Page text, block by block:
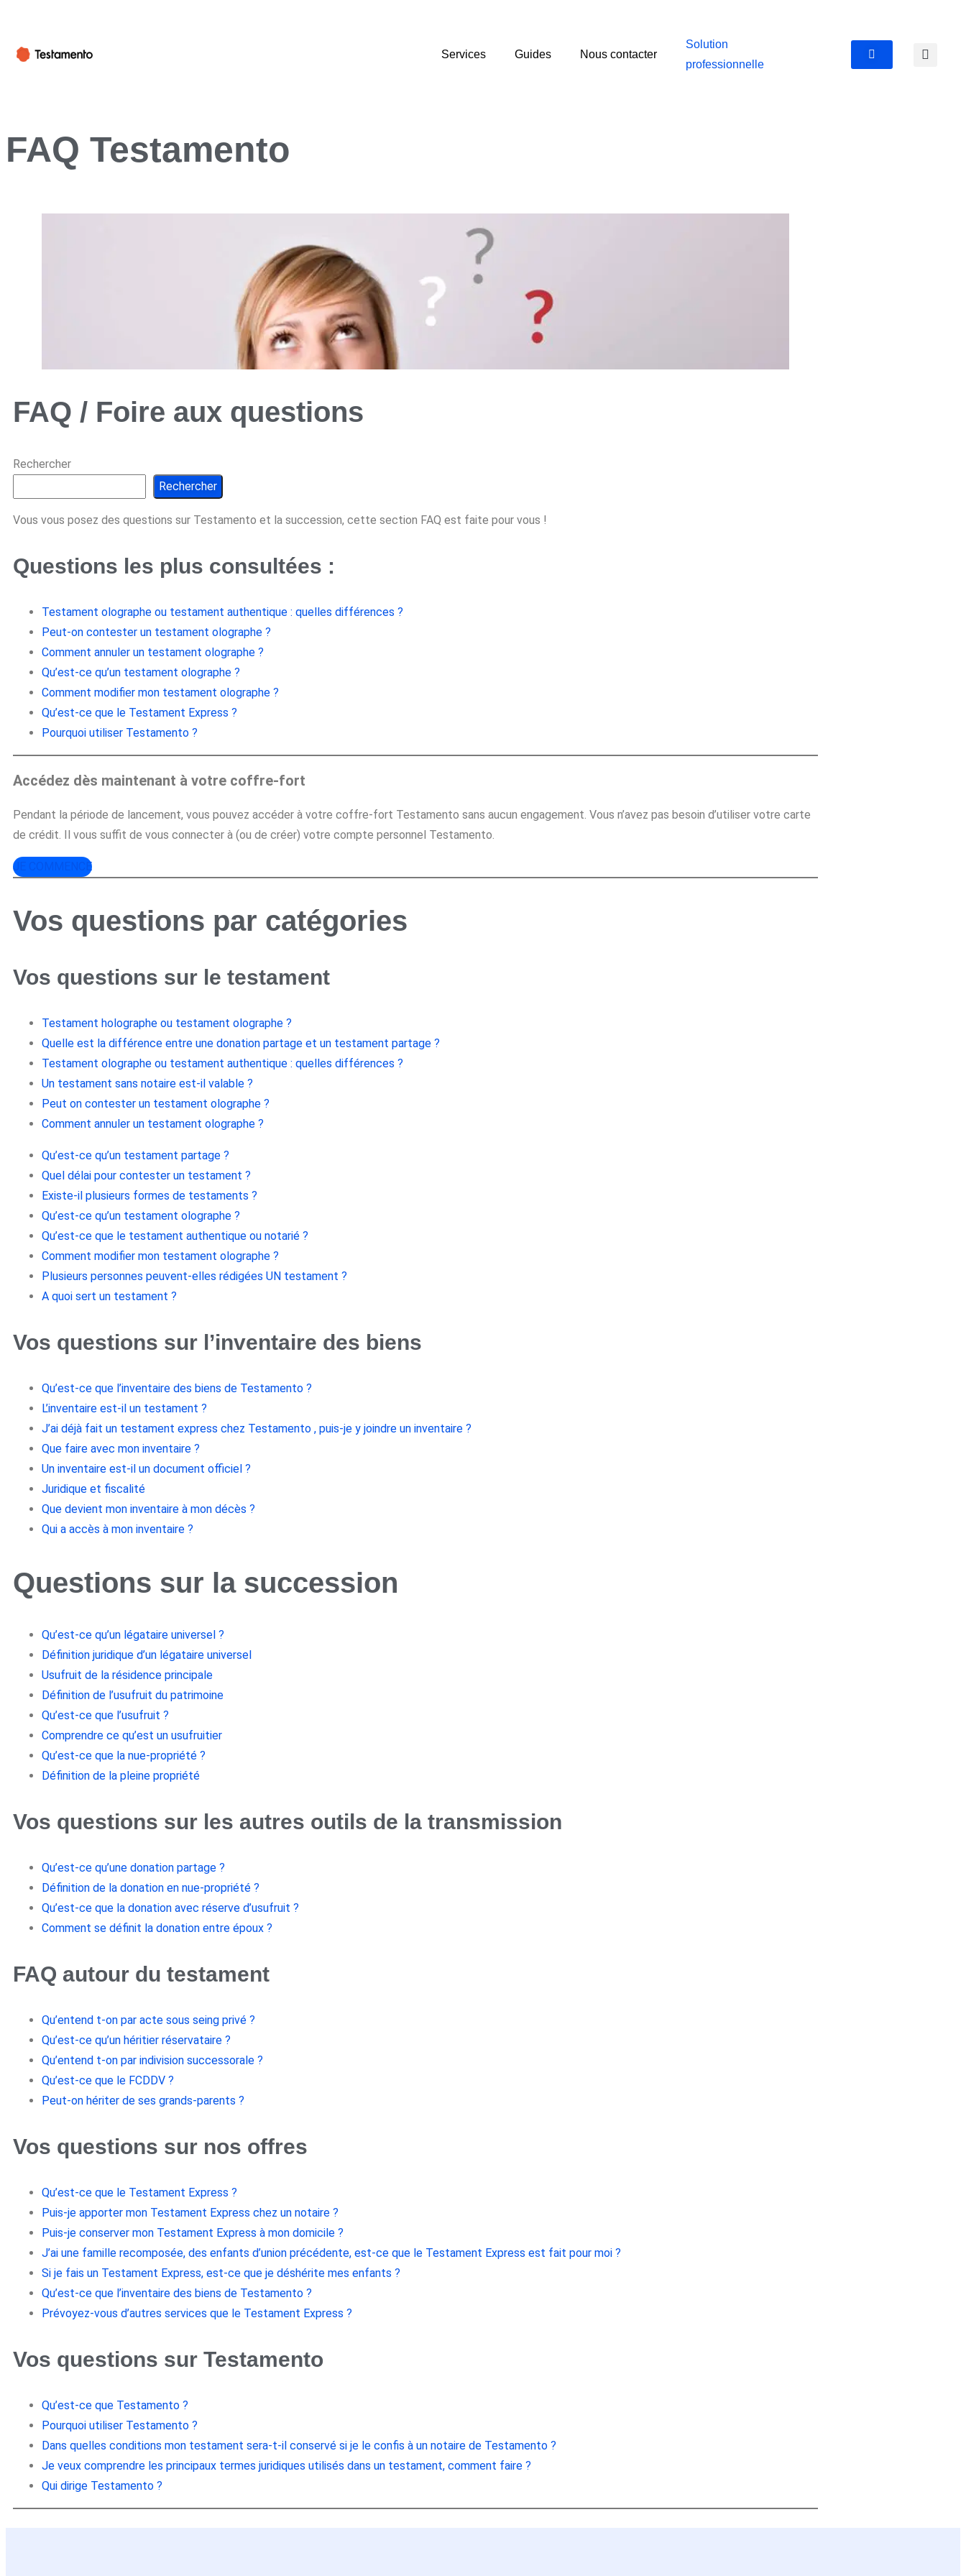
Services Guides Nous contacter
Solution
professionnelle
FAQ Testamento
FAQ / Foire aux questions
Rechercher
Rechercher
Vous vous posez des questions sur Testamento et la succession, cette section FAQ est faite pour vous !
Questions les plus consultées :
Testament olographe ou testament authentique : quelles différences ?
Peut-on contester un testament olographe ?
Comment annuler un testament olographe ?
Qu’est-ce qu’un testament olographe ?
Comment modifier mon testament olographe ?
Qu’est-ce que le Testament Express ?
Pourquoi utiliser Testamento ?
Accédez dès maintenant à votre coffre-fort
Pendant la période de lancement, vous pouvez accéder à votre coffre-fort Testamento sans aucun engagement. Vous n’avez pas besoin d’utiliser votre carte
de crédit. Il vous suffit de vous connecter à (ou de créer) votre compte personnel Testamento.
JE COMMENCE
Vos questions par catégories
Vos questions sur le testament
Testament holographe ou testament olographe ?
Quelle est la différence entre une donation partage et un testament partage ?
Testament olographe ou testament authentique : quelles différences ?
Un testament sans notaire est-il valable ?
Peut on contester un testament olographe ?
Comment annuler un testament olographe ?
Qu’est-ce qu’un testament partage ?
Quel délai pour contester un testament ?
Existe-il plusieurs formes de testaments ?
Qu’est-ce qu’un testament olographe ?
Qu’est-ce que le testament authentique ou notarié ?
Comment modifier mon testament olographe ?
Plusieurs personnes peuvent-elles rédigées UN testament ?
A quoi sert un testament ?
Vos questions sur l’inventaire des biens
Qu’est-ce que l’inventaire des biens de Testamento ?
L’inventaire est-il un testament ?
J’ai déjà fait un testament express chez Testamento , puis-je y joindre un inventaire ?
Que faire avec mon inventaire ?
Un inventaire est-il un document officiel ?
Juridique et fiscalité
Que devient mon inventaire à mon décès ?
Qui a accès à mon inventaire ?
Questions sur la succession
Qu’est-ce qu’un légataire universel ?
Définition juridique d’un légataire universel
Usufruit de la résidence principale
Définition de l’usufruit du patrimoine
Qu’est-ce que l’usufruit ?
Comprendre ce qu’est un usufruitier
Qu’est-ce que la nue-propriété ?
Définition de la pleine propriété
Vos questions sur les autres outils de la transmission
Qu’est-ce qu’une donation partage ?
Définition de la donation en nue-propriété ?
Qu’est-ce que la donation avec réserve d’usufruit ?
Comment se définit la donation entre époux ?
FAQ autour du testament
Qu’entend t-on par acte sous seing privé ?
Qu’est-ce qu’un héritier réservataire ?
Qu’entend t-on par indivision successorale ?
Qu’est-ce que le FCDDV ?
Peut-on hériter de ses grands-parents ?
Vos questions sur nos offres
Qu’est-ce que le Testament Express ?
Puis-je apporter mon Testament Express chez un notaire ?
Puis-je conserver mon Testament Express à mon domicile ?
J’ai une famille recomposée, des enfants d’union précédente, est-ce que le Testament Express est fait pour moi ?
Si je fais un Testament Express, est-ce que je déshérite mes enfants ?
Qu’est-ce que l’inventaire des biens de Testamento ?
Prévoyez-vous d’autres services que le Testament Express ?
Vos questions sur Testamento
Qu’est-ce que Testamento ?
Pourquoi utiliser Testamento ?
Dans quelles conditions mon testament sera-t-il conservé si je le confis à un notaire de Testamento ?
Je veux comprendre les principaux termes juridiques utilisés dans un testament, comment faire ?
Qui dirige Testamento ?